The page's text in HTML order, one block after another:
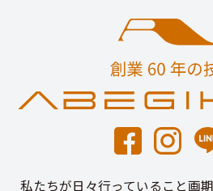
私たちが日々行っていること画